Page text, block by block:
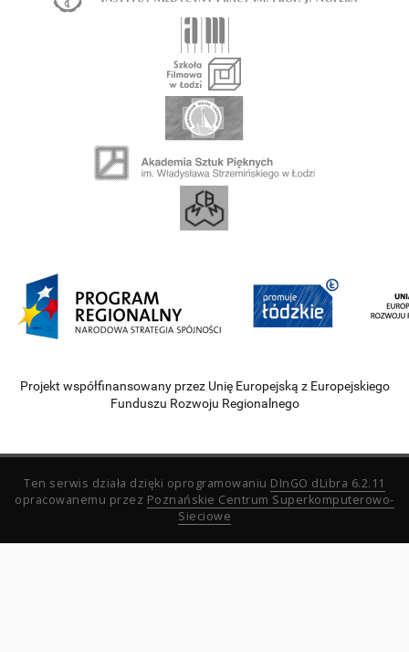
Projekt współfinansowany przez Unię Europejską z Europejskiego
Funduszu Rozwoju Regionalnego
Ten serwis działa dzięki oprogramowaniu DInGO dLibra 6.2.11
opracowanemu przez Poznańskie Centrum Superkomputerowo-
Sieciowe